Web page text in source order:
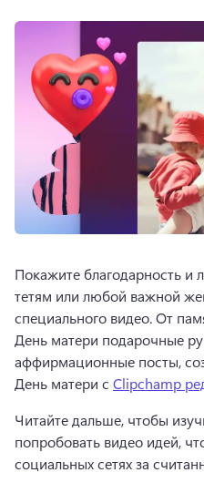
Покажите благодарность
тетям или любой важной
специального видео. От
День матери подарочные
аффирмационные посты,
День матери с Clipchamp
Читайте дальше, чтобы
попробовать видео идей,
социальных сетях за